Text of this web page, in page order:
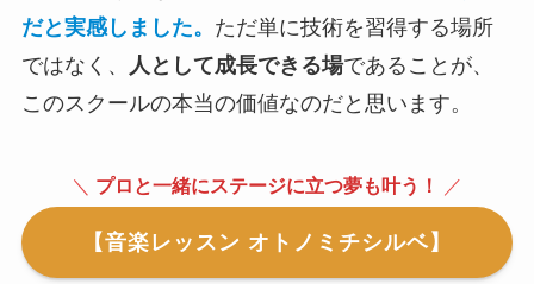
だと実感しました。 ただ単に技術を習得する場所
ではなく、
人として成長できる場であることが、
このスクールの本当の価値なのだと思います。
＼ プロと一緒にステージに立つ夢も叶う！ ／
【音楽レッスン オトノミチシルベ】